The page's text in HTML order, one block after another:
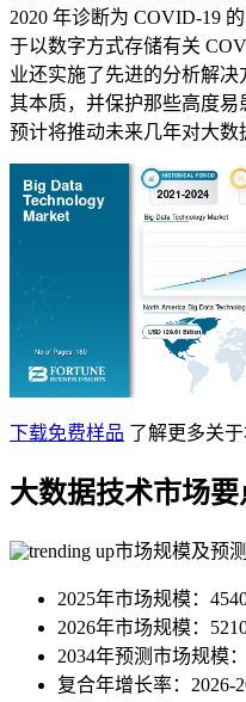
2020 年诊断为 COVID-19
于以数字方式存储有关
业还实施了先进的分析解
其本质，并保护那些高度
预计将推动未来几年对大数
下载免费样品 了解更多关于
大数据技术市场要
市场规模及预测
2025年市场规模：
2026年市场规模：
2034年预测市场规模
复合年增长率：2026-